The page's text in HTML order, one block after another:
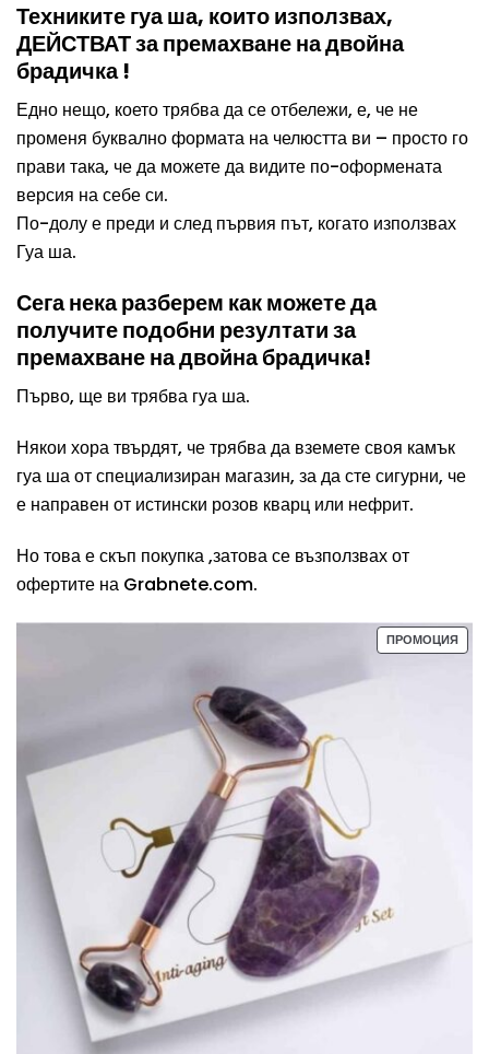
Техниките гуа ша, които използвах,
ДЕЙСТВАТ за премахване на двойна
брадичка !
Едно нещо, което трябва да се отбележи, е, че не
променя буквално формата на челюстта ви – просто го
прави така, че да можете да видите по-оформената
версия на себе си.
По-долу е преди и след първия път, когато използвах
Гуа ша.
Сега нека разберем как можете да
получите подобни резултати за
премахване на двойна брадичка!
Първо, ще ви трябва гуа ша.
Някои хора твърдят, че трябва да вземете своя камък
гуа ша от специализиран магазин, за да сте сигурни, че
е направен от истински розов кварц или нефрит.
Но това е скъп покупка ,затова се възползвах от
офертите на Grabnete.com.
ПРОМОЦИЯ
С